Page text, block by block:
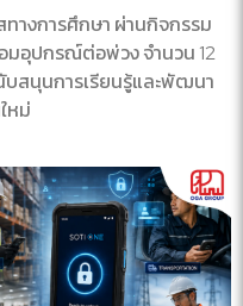
างการศึกษา ผ่านกิจกรรม
มอุปกรณ์ต่อพ่วง จำนวน 12
บสนุนการเรียนรู้และพัฒนา
หม่